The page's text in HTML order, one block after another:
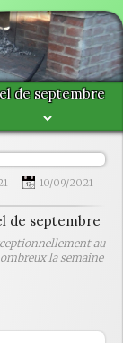
de septembre
10/09/2021
de septembre
au
la semaine